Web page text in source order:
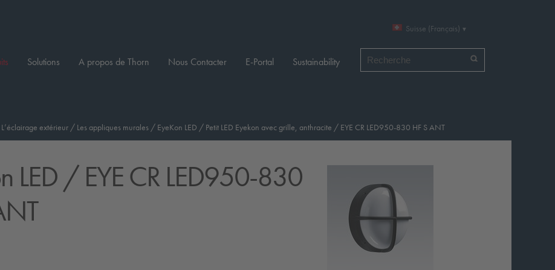
Suisse (Français)
Solutions A propos de Thorn Nous Contacter E-Portal Sustainability
L’éclairage extérieur / Les appliques murales / EyeKon LED / Petit LED Eyekon avec grille, anthracite / EYE CR LED950-830 HF S ANT
LED / EYE CR LED950-830